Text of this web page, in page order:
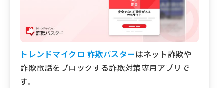
トレンドマイクロ 詐欺バスターはネット詐欺や
詐欺電話をブロックする詐欺対策専用アプリで
す。